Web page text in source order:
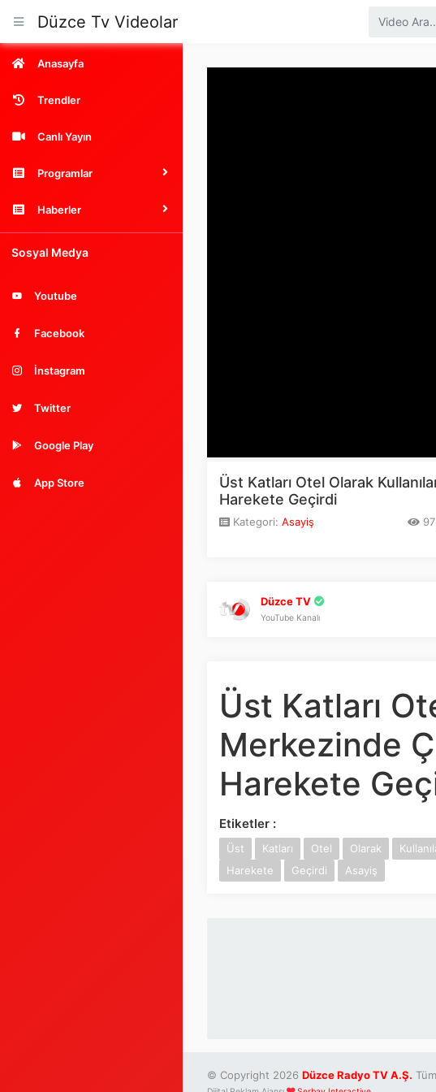
Düzce Tv Videolar
Anasayfa
Trendler
Canlı Yayın
Programlar
Haberler
Sosyal Medya
Youtube
Facebook
İnstagram
Twitter
Google Play
App Store
Üst Katları Otel Olarak
Harekete Geçirdi
Kategori: Asayiş
Düzce TV
YouTube Kanalı
Üst Katları
Merkezinde
Harekete
Etiketler :
Üst Katları Otel Olarak
Harekete
Geçirdi Asayiş
© Copyright 2026 Düzce Radyo TV A.Ş.